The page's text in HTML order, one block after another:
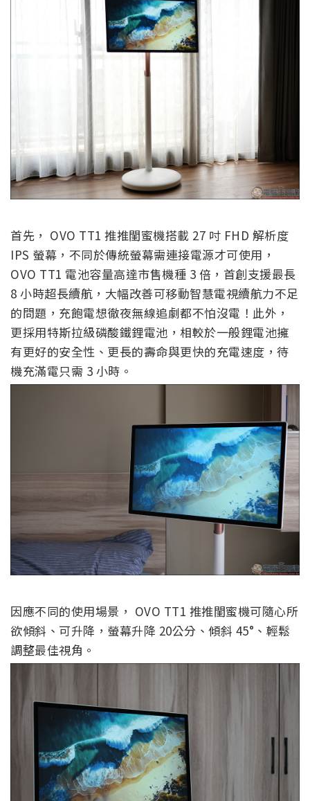
首先， OVO TT1 推推閨蜜機搭載 27 吋 FHD 解析度
IPS 螢幕，不同於傳統螢幕需連接電源才可使用，
OVO TT1 電池容量高達市售機種 3 倍，首創支援最長
8 小時超長續航，大幅改善可移動智慧電視續航力不足
的問題，充飽電想徹夜無線追劇都不怕沒電！此外，
更採用特斯拉級磷酸鐵鋰電池，相較於一般鋰電池擁
有更好的安全性、更長的壽命與更快的充電速度，待
機充滿電只需 3 小時。
因應不同的使用場景， OVO TT1 推推閨蜜機可隨心所
欲傾斜、可升降，螢幕升降 20公分、傾斜 45°、輕鬆
調整最佳視角。